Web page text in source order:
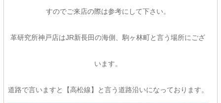
すのでご来店の際は参考にして下さい。
革研究所神戸店はJR新長田の海側、駒ヶ林町と言う場所にござ
います。
道路で言いますと【高松線】と言う道路沿いになっております。